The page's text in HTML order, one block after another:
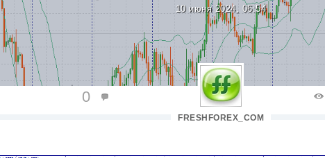
10 июня 2024, 06:54
FRESHFOREX_COM
0